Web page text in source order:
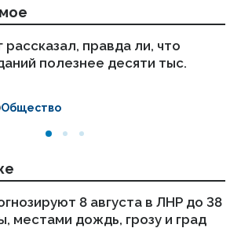
правда ли, что
полезнее десяти тыс.
Общество
8 августа в ЛНР до 38
местами дождь, грозу и град